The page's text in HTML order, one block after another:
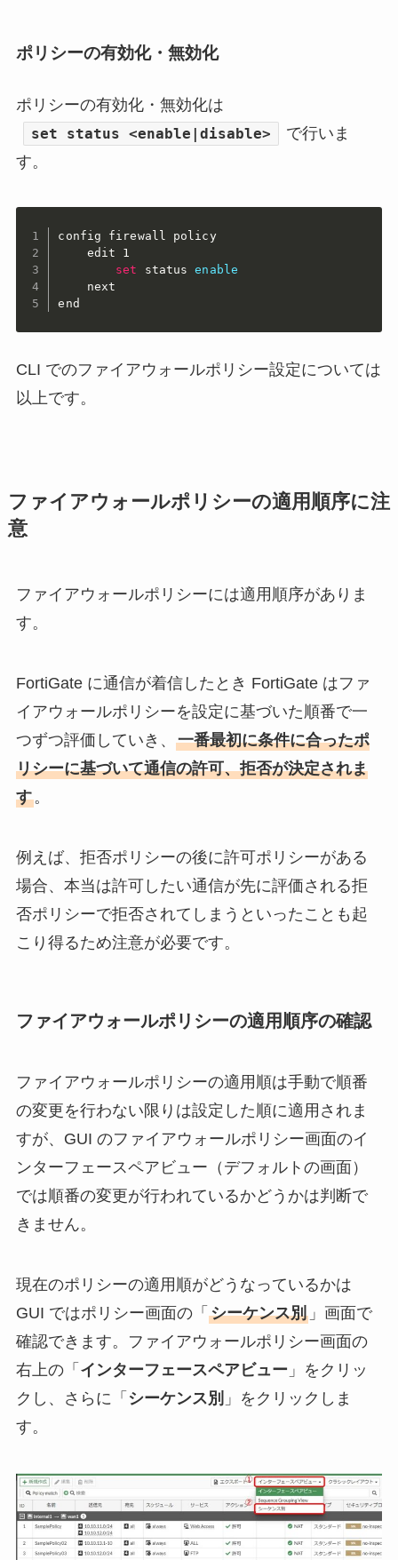
ポリシーの有効化・無効化
ポリシーの有効化・無効化は
set status <enable|disable>
で行いま
す。
config firewall policy
    edit 1
set
status enable
    next
end
CLI でのファイアウォールポリシー設定については
以上です。
ファイアウォールポリシーの適用順序に注
意
ファイアウォールポリシーには適用順序がありま
す。
FortiGate に通信が着信したとき FortiGate はファ
イアウォールポリシーを設定に基づいた順番で一
つずつ評価していき、 一番最初に条件に合ったポ
リシーに基づいて通信の許可、拒否が決定されま
す。
例えば、拒否ポリシーの後に許可ポリシーがある
場合、本当は許可したい通信が先に評価される拒
否ポリシーで拒否されてしまうといったことも起
こり得るため注意が必要です。
ファイアウォールポリシーの適用順序の確認
ファイアウォールポリシーの適用順は手動で順番
の変更を行わない限りは設定した順に適用されま
すが、GUI のファイアウォールポリシー画面のイ
ンターフェースペアビュー（デフォルトの画面）
では順番の変更が行われているかどうかは判断で
きません。
現在のポリシーの適用順がどうなっているかは
GUI ではポリシー画面の「 シーケンス別」画面で
確認できます。ファイアウォールポリシー画面の
右上の「 インターフェースペアビュー 」をクリッ
クし、さらに「 シーケンス別 」をクリックしま
す。